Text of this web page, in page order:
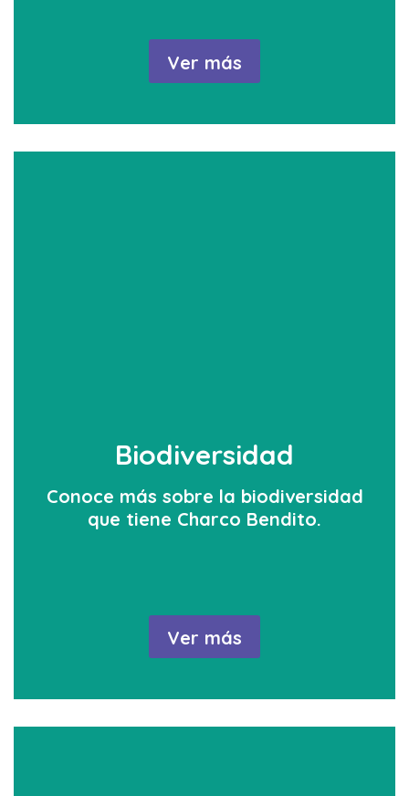
Ver más
Biodiversidad
Conoce más sobre la biodiversidad
que tiene Charco Bendito.
Ver más